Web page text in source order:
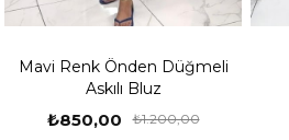
Mavi Renk Önden Düğmeli
Askılı Bluz
₺850,00 ₺1.200,00